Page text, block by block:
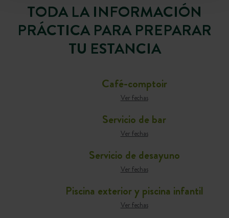
TODA LA INFORMACIÓN
PRÁCTICA PARA PREPARAR
TU ESTANCIA
Café-comptoir
Ver fechas
Servicio de bar
Ver fechas
Servicio de desayuno
Ver fechas
Piscina exterior y piscina infantil
Ver fechas